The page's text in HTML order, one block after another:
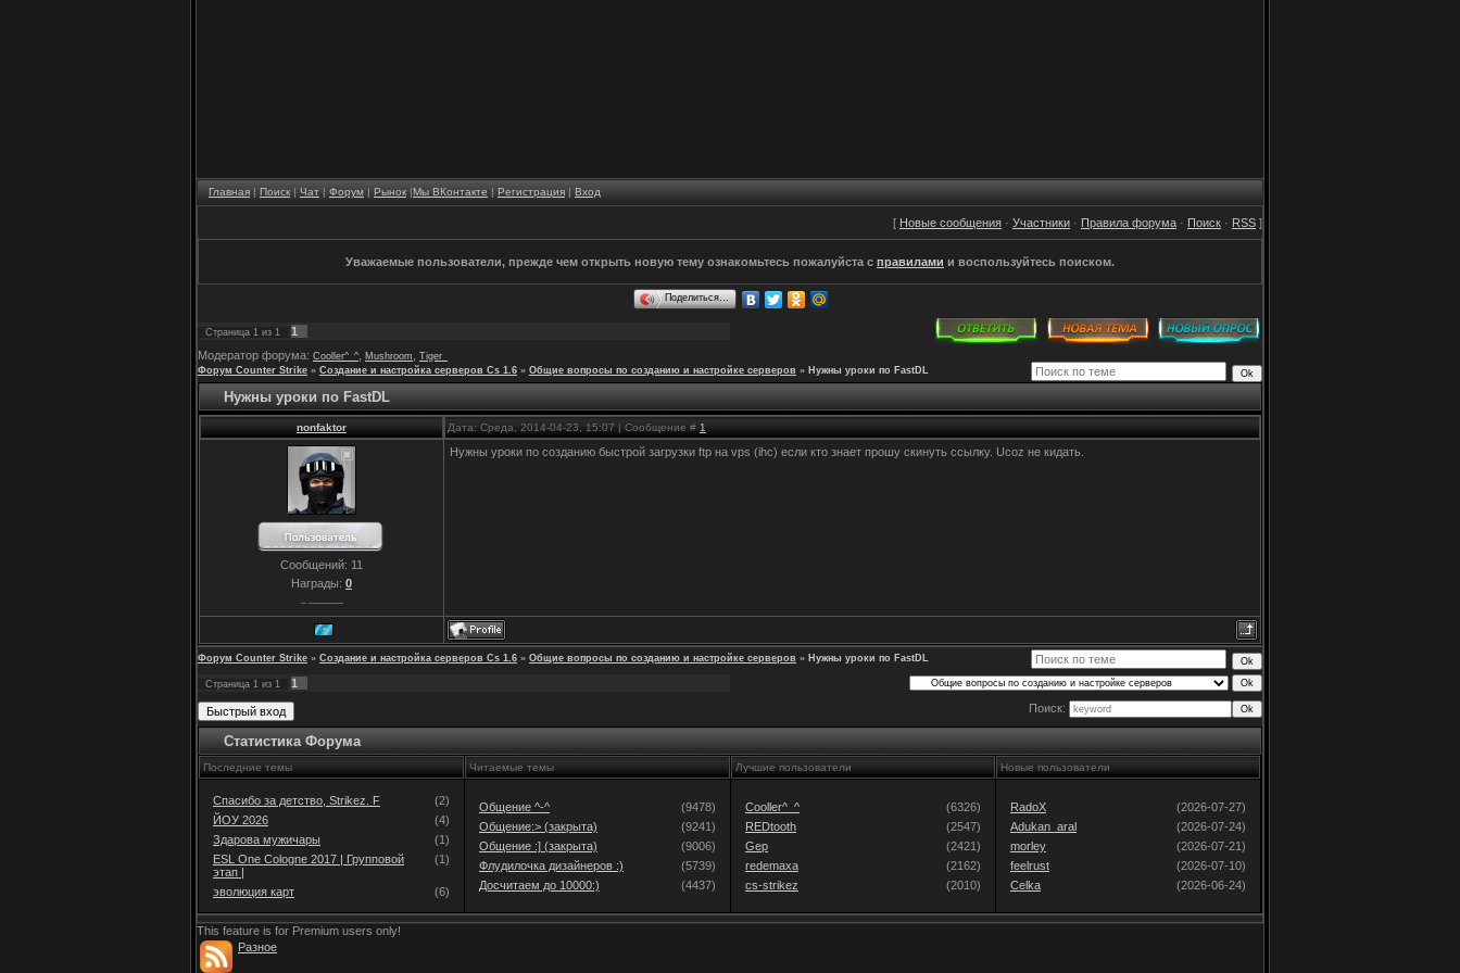
Главная | Поиск | Чат | Форум | Рынок |Мы ВКонтакте | Регистрация | Вход
[ Новые сообщения · Участники · Правила форума · Поиск · RSS ]
Уважаемые пользователи, прежде чем открыть новую тему ознакомьтесь пожалуйста с правилами и воспользуйтесь поиском.
Поделиться…
Страница 1 из 1
1
Модератор форума: Cooller^_^ Mushroom
Tiger_
Форум Counter Strike » Создание и настройка серверов Cs 1.6 » Общие вопросы по созданию и настройке серверов » Нужны уроки по FastDL
Нужны уроки по FastDL
nonfaktor Дата: Среда, 2014-04-23, 15:07 | Сообщение # 1
Сообщений: 11
Награды: 0
Нужны уроки по созданию быстрой загрузки ftp на vps (ihc) если кто знает прошу скинуть ссылку. Ucoz не кидать.
Форум Counter Strike » Создание и настройка серверов Cs 1.6 » Общие вопросы по созданию и настройке серверов » Нужны уроки по FastDL
Страница 1 из 1
1
Поиск:
Статистика Форума
Последние темы Читаемые темы Лучшие пользователи Новые пользователи
Спасибо за детство, Strikez. F
(2)
ЙОУ 2026
(4)
Здарова мужичары
(1)
ESL One Cologne 2017 | Групповой
этап |
(1)
эволюция карт (6)
Общение ^-^
(9478)
Общение:> (закрыта)
(9241)
Общение :] (закрыта)
(9006)
Флудилочка дизайнеров :)
(5739)
Досчитаем до 10000:)
(4437)
Cooller^_^
(6326)
REDtooth
(2547)
Gep
(2421)
redemaxa
(2162)
cs-strikez
(2010)
RadoX
(2026-07-27)
Adukan_aral
(2026-07-24)
morley
(2026-07-21)
feelrust
(2026-07-10)
Celka
(2026-06-24)
This feature is for Premium users only!
Разное